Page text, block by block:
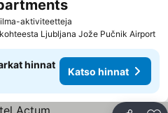
aktiviteetteja
Katso hinnat
Ljubljana Jože Pučnik Airport
hinnat
Katso hinnat